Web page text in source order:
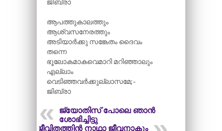
ജിബ്രാ
ആപത്തുകാലത്തും
ആശ്വസനേരത്തും
അടിയാർക്കു സങ്കേതം ദൈവം
തന്നെ
ഭൂലോകമാകവെമാറി മറിഞ്ഞാലും
എല്ലാം
വെടിഞ്ഞവർക്കുല്ലാസമേ;-
ജിബ്രാ
ജ്യോതിസ് പോലെ ഞാൻ
ശോഭിച്ചിട്ടു
ജീവിതത്തിൻ നാഥാ ജീവനാകും